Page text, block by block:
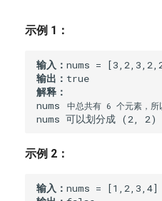
示例 1：
输入：
输出：
解释：
nums
中总共有 6 个元素，所
示例 2：
输入：